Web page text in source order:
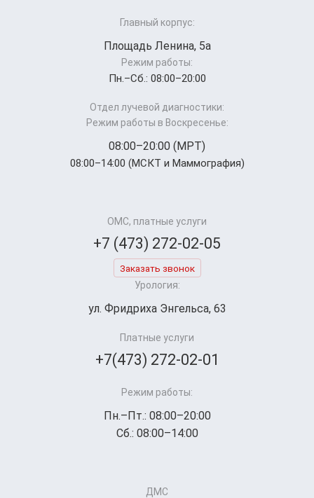
Главный корпус:
Площадь Ленина, 5а
Режим работы:
Пн.–Cб.: 08:00–20:00
Отдел лучевой диагностики:
Режим работы в Воскресенье:
08:00–20:00 (МРТ)
08:00–14:00 (МСКТ и Маммография)
ОМС, платные услуги
+7 (473) 272-02-05
Заказать звонок
Урология:
ул. Фридриха Энгельса, 63
Платные услуги
+7(473) 272-02-01
Режим работы:
Пн.–Пт.: 08:00–20:00
Сб.: 08:00–14:00
ДМС